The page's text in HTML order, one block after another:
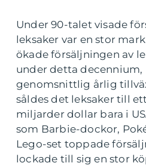
Under 90-talet visade
leksaker var en stor
ökade försäljningen av
under detta decennium,
genomsnittlig årlig
såldes det leksaker till
miljarder dollar bara i
som Barbie-dockor,
Lego-set toppade
lockade till sig en stor